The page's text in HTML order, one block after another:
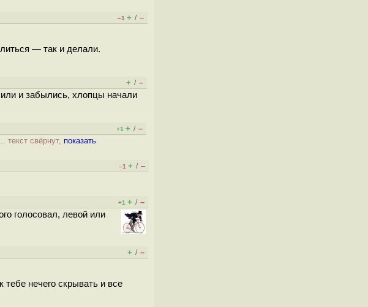
–1 + / –
— так и делали.
+ / –
и забылись, хлопцы начали
+1 + / –
текст свёрнут, показать
–1 + / –
+1 + / –
голосовал, левой или
+ / –
нечего скрывать и все